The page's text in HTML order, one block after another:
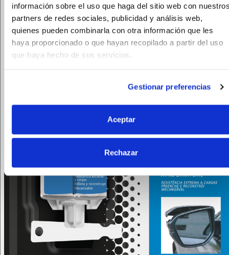
información sobre el uso que haga del sitio web con
partners de redes sociales, publicidad y análisis web,
quienes pueden combinarla con otra información que les
haya proporcionado o que hayan recopilado a partir del uso
que haya hecho de sus servicios.
Gestionar preferencias
Aceptar
Rechazar